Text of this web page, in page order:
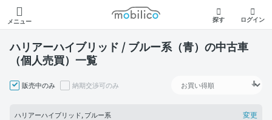
メニュー
モビリコ
探す ログイン
ハリアーハイブリッド / ブルー系（青）の中古車
（個人売買）一覧
販売中のみ 納期交渉可のみ
ハリアーハイブリッド, ブルー系 変更